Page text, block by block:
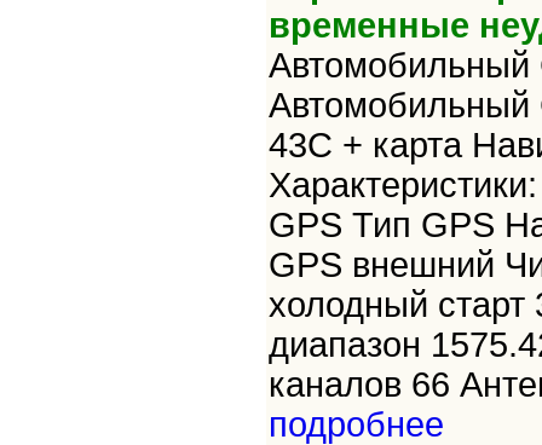
временные
Автомобильный
Автомобильный
43С + карта
GPS Тип GPS
GPS внешний
холодный старт
диапазон
каналов 66
подробнее